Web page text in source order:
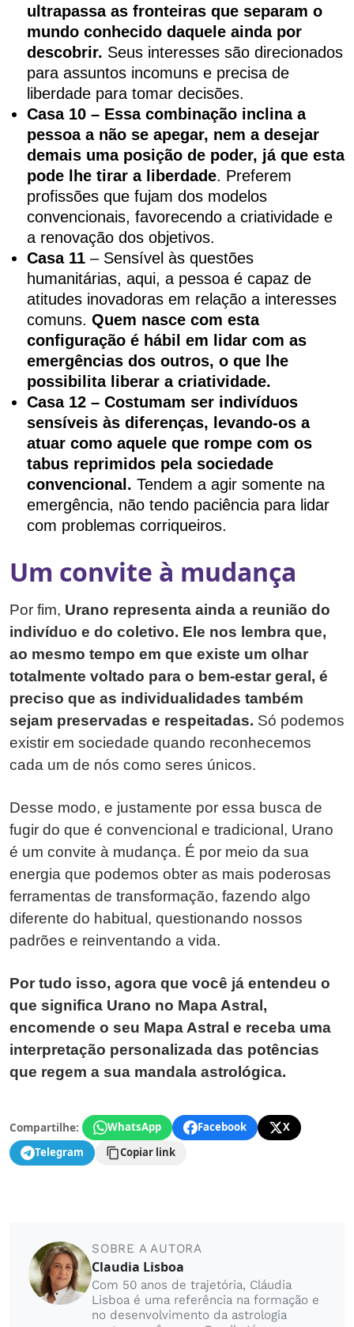
ultrapassa as fronteiras que separam o
mundo conhecido daquele ainda por
descobrir. Seus interesses são direcionados
para assuntos incomuns e precisa de
liberdade para tomar decisões.
Casa 10 – Essa combinação inclina a
pessoa a não se apegar, nem a desejar
demais uma posição de poder, já que esta
pode lhe tirar a liberdade. Preferem
profissões que fujam dos modelos
convencionais, favorecendo a criatividade e
a renovação dos objetivos.
Casa 11 – Sensível às questões
humanitárias, aqui, a pessoa é capaz de
atitudes inovadoras em relação a interesses
comuns. Quem nasce com esta
configuração é hábil em lidar com as
emergências dos outros, o que lhe
possibilita liberar a criatividade.
Casa 12 – Costumam ser indivíduos
sensíveis às diferenças, levando-os a
atuar como aquele que rompe com os
tabus reprimidos pela sociedade
convencional. Tendem a agir somente na
emergência, não tendo paciência para lidar
com problemas corriqueiros.
Um convite à mudança
Por fim, Urano representa ainda a reunião do
indivíduo e do coletivo. Ele nos lembra que,
ao mesmo tempo em que existe um olhar
totalmente voltado para o bem-estar geral, é
preciso que as individualidades também
sejam preservadas e respeitadas. Só podemos
existir em sociedade quando reconhecemos
cada um de nós como seres únicos.
Desse modo, e justamente por essa busca de
fugir do que é convencional e tradicional, Urano
é um convite à mudança. É por meio da sua
energia que podemos obter as mais poderosas
ferramentas de transformação, fazendo algo
diferente do habitual, questionando nossos
padrões e reinventando a vida.
Por tudo isso, agora que você já entendeu o
que significa Urano no Mapa Astral,
encomende o seu Mapa Astral e receba uma
interpretação personalizada das potências
que regem a sua mandala astrológica.
Compartilhe: WhatsApp Facebook
X
Telegram
Copiar link
SOBRE A AUTORA
Claudia Lisboa
Com 50 anos de trajetória, Cláudia
Lisboa é uma referência na formação e
no desenvolvimento da astrologia